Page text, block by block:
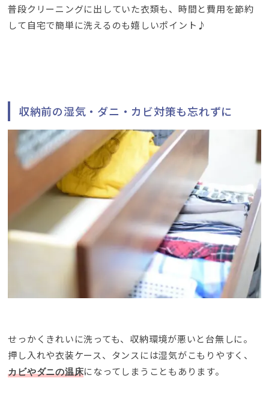
普段クリーニングに出していた衣類も、時間と費用を節約
して自宅で簡単に洗えるのも嬉しいポイント♪
収納前の湿気・ダニ・カビ対策も忘れずに
せっかくきれいに洗っても、収納環境が悪いと台無しに。
押し入れや衣装ケース、タンスには湿気がこもりやすく、
カビやダニの温床になってしまうこともあります。